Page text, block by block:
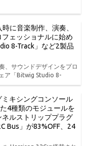
に音楽制作、演奏、
ェッショナルに始め
8-Track」など2製品
、サウンドデザインをプロ
ア「Bitwig Studio 8-
ミキシングコンソール
4種類のモジュールを
ルストリッププラグ
Bus」が83%OFF、24